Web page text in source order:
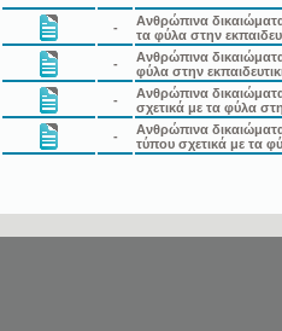
-
Ανθρώπινα
τα φύλα στην
-
Ανθρώπινα
φύλα στην
-
Ανθρώπινα
σχετικά με τα φύλα
-
Ανθρώπινα
τύπου σχετικά με τα